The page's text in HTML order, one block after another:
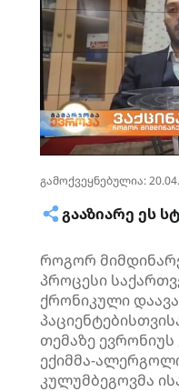
გამოქვეყნებულია:
ᲒᲐᲐᲖᲘᲐᲠᲔ ᲔᲡ
როგორ
პროცესი
ქრონიკული
თემაზე
ექიმმა-
კულუმბეგოვმა